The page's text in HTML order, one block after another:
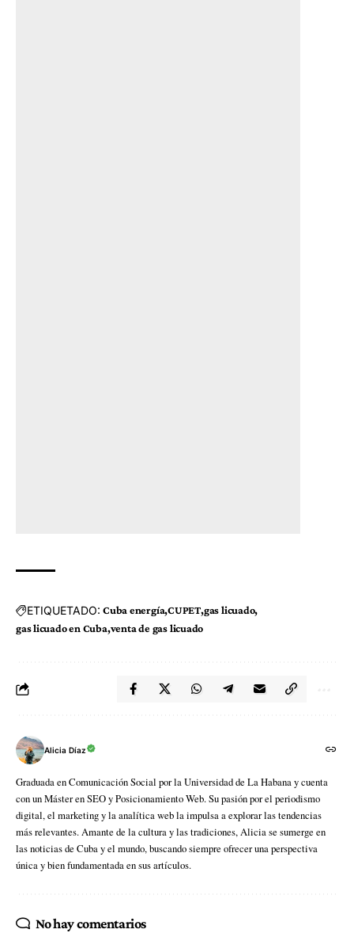
ETIQUETADO: Cuba energía CUPET gas licuado
gas licuado en Cuba venta de gas licuado
Alicia Díaz
Graduada en Comunicación Social por la Universidad de La Habana y cuenta
con un Máster en SEO y Posicionamiento Web. Su pasión por el periodismo
digital, el marketing y la analítica web la impulsa a explorar las tendencias
más relevantes. Amante de la cultura y las tradiciones, Alicia se sumerge en
las noticias de Cuba y el mundo, buscando siempre ofrecer una perspectiva
única y bien fundamentada en sus artículos.
No hay comentarios